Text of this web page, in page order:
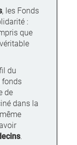
, les Fonds
:
que
du
fonds
de
dans la
.